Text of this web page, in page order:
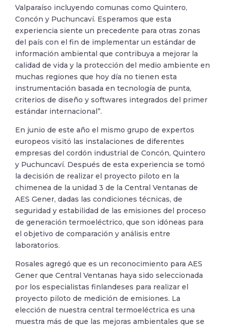
Valparaíso incluyendo comunas como Quintero,
Concón y Puchuncaví. Esperamos que esta
experiencia siente un precedente para otras zonas
del país con el fin de implementar un estándar de
información ambiental que contribuya a mejorar la
calidad de vida y la protección del medio ambiente en
muchas regiones que hoy día no tienen esta
instrumentación basada en tecnología de punta,
criterios de diseño y softwares integrados del primer
estándar internacional”.
En junio de este año el mismo grupo de expertos
europeos visitó las instalaciones de diferentes
empresas del cordón industrial de Concón, Quintero
y Puchuncaví. Después de esta experiencia se tomó
la decisión de realizar el proyecto piloto en la
chimenea de la unidad 3 de la Central Ventanas de
AES Gener, dadas las condiciones técnicas, de
seguridad y estabilidad de las emisiones del proceso
de generación termoeléctrico, que son idóneas para
el objetivo de comparación y análisis entre
laboratorios.
Rosales agregó que es un reconocimiento para AES
Gener que Central Ventanas haya sido seleccionada
por los especialistas finlandeses para realizar el
proyecto piloto de medición de emisiones. La
elección de nuestra central termoeléctrica es una
muestra más de que las mejoras ambientales que se